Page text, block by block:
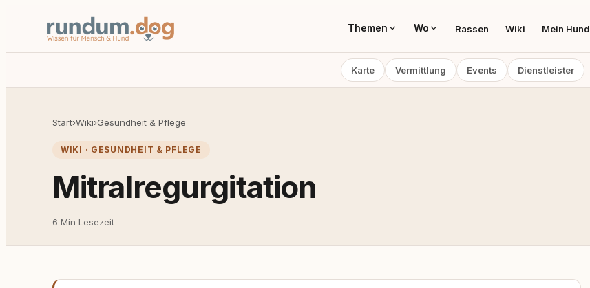
Themen Wo Rassen Wiki Mein Hund
Karte Vermittlung Events Dienstleister
Start›Wiki›Gesundheit & Pflege
WIKI · GESUNDHEIT & PFLEGE
Mitralregurgitation
6 Min Lesezeit